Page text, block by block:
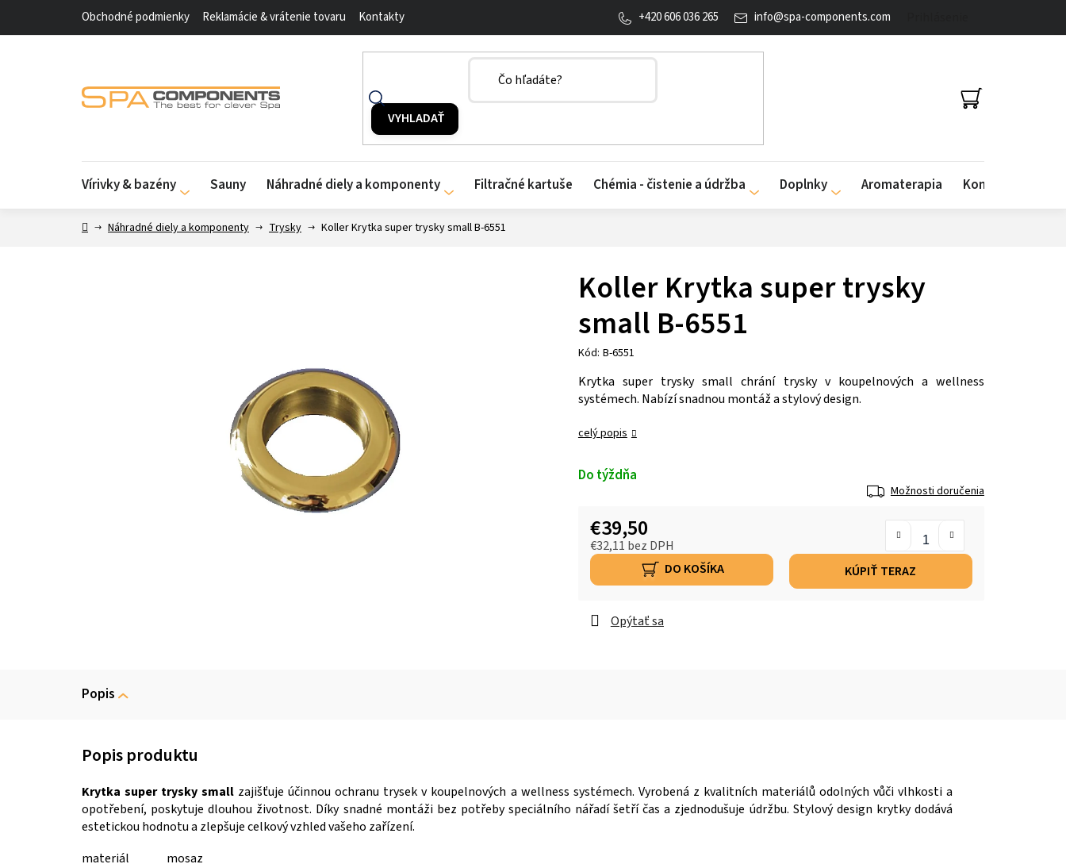
Obchodné podmienky Reklamácie & vrátenie tovaru Kontakty info@spa-components.com
+420 606 036 265
NÁKUPNÝ
KOŠÍK
Vírivky & bazény Sauny Náhradné diely a komponenty Filtračné kartuše Chémia - čistenie a údržba Doplnky Aromaterapia Kontakty
DomovNáhradné diely a komponenty Trysky Koller Krytka super trysky small B-6551
Koller Krytka super trysky
small B-6551
Kód: B-6551
Krytka super trysky small chrání trysky v koupelnových a wellness
systémech. Nabízí snadnou montáž a stylový design.
celý popis
Do týždňa
Možnosti doručenia
€39,50
€32,11 bez DPH
DO KOŠÍKA
KÚPIŤ TERAZ
Opýtať sa
Popis
Krytka super trysky small zajišťuje účinnou ochranu trysek v koupelnových a wellness systémech. Vyrobená z kvalitních materiálů odolných vůči vlhkosti a
opotřebení, poskytuje dlouhou životnost. Díky snadné montáži bez potřeby speciálního nářadí šetří čas a zjednodušuje údržbu. Stylový design krytky dodává
estetickou hodnotu a zlepšuje celkový vzhled vašeho zařízení.
materiál
mosaz